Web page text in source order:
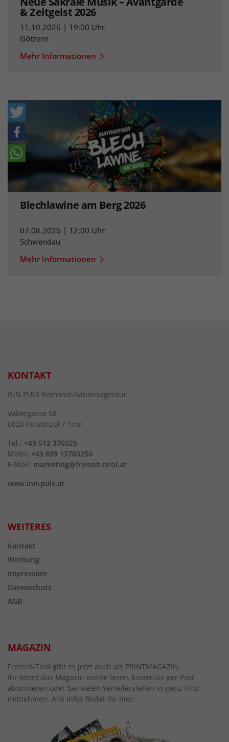
& Zeitgeist 2026
11.10.2026 | 19:00 Uhr
Götzens
Mehr Informationen
Blechlawine am Berg 2026
07.08.2026 | 12:00 Uhr
Schwendau
Mehr Informationen
KONTAKT
INN.PULS Kommunikationsagentur
Valiergasse 58
6020 Innsbruck / Tirol
Tel.: +43 512 370325
Mobil: +43 699 13703250
E-Mail: marketing@freizeit-tirol.at
www.inn-puls.at
WEITERES
Kontakt
Werbung
Impressum
Datenschutz
AGB
MAGAZIN
Freizeit-Tirol gibt es jetzt auch als PRINTMAGAZIN.
Ihr könnt das Magazin online lesen, kostenlos per Post
abonnieren oder bei vielen Verteilerstellen in ganz Tirol
mitnehmen. Alle Infos findet ihr hier: